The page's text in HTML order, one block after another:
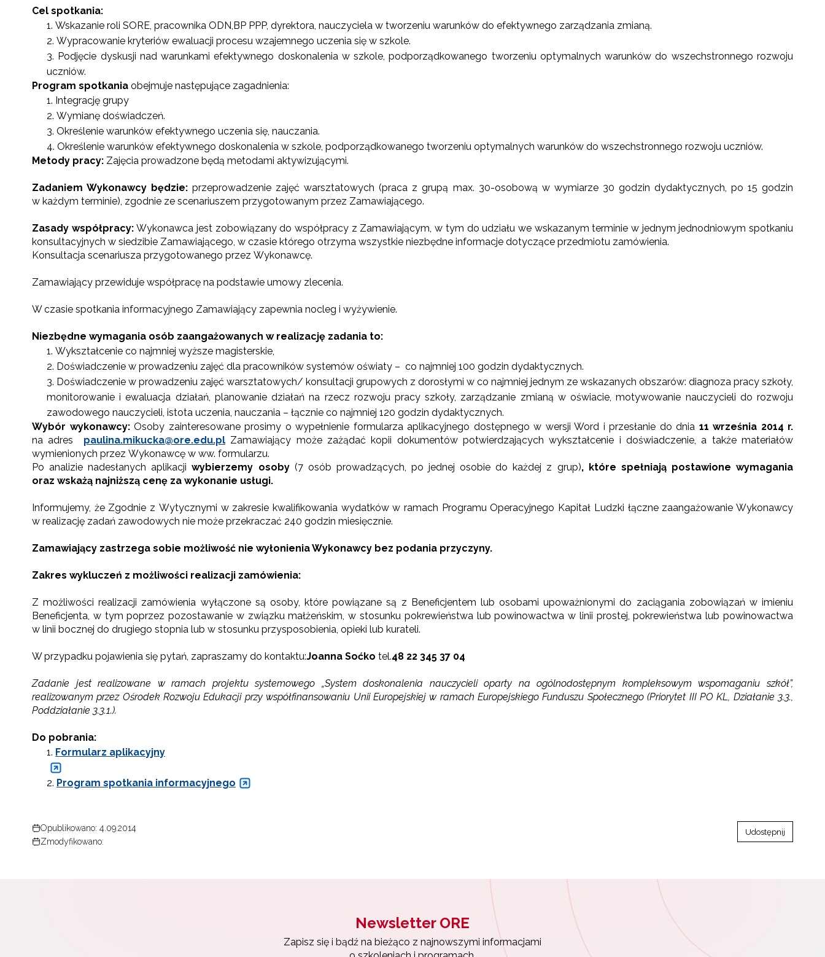
Cel spotkania:
Wskazanie roli SORE, pracownika ODN,BP PPP, dyrektora, nauczyciela w tworzeniu warunków do efektywnego zarządzania zmianą.
Wypracowanie kryteriów ewaluacji procesu wzajemnego uczenia się w szkole.
Podjęcie dyskusji nad warunkami efektywnego doskonalenia w szkole, podporządkowanego tworzeniu optymalnych warunków do wszechstronnego rozwoju
uczniów.
Program spotkania obejmuje następujące zagadnienia:
Integrację grupy
Wymianę doświadczeń.
Określenie warunków efektywnego uczenia się, nauczania.
Określenie warunków efektywnego doskonalenia w szkole, podporządkowanego tworzeniu optymalnych warunków do wszechstronnego rozwoju uczniów.
Metody pracy: Zajęcia prowadzone będą metodami aktywizującymi.
Zadaniem Wykonawcy będzie:przeprowadzenie zajęć warsztatowych (praca z grupą max. 30-osobową w wymiarze 30 godzin dydaktycznych, po 15 godzin
w każdym terminie), zgodnie ze scenariuszem przygotowanym przez Zamawiającego.
Zasady współpracy:Wykonawca jest zobowiązany do współpracy z Zamawiającym, w tym do udziału we wskazanym terminie w jednym jednodniowym spotkaniu
konsultacyjnych w siedzibie Zamawiającego, w czasie którego otrzyma wszystkie niezbędne informacje dotyczące przedmiotu zamówienia.
Konsultacja scenariusza przygotowanego przez Wykonawcę.
Zamawiający przewiduje współpracę na podstawie umowy zlecenia.
W czasie spotkania informacyjnego Zamawiający zapewnia nocleg i wyżywienie.
Niezbędne wymagania osób zaangażowanych w realizację zadania to:
Wykształcenie co najmniej wyższe magisterskie,
Doświadczenie w prowadzeniu zajęć dla pracowników systemów oświaty – co najmniej 100 godzin dydaktycznych.
Doświadczenie w prowadzeniu zajęć warsztatowych/ konsultacji grupowych z dorosłymi w co najmniej jednym ze wskazanych obszarów: diagnoza pracy szkoły,
monitorowanie i ewaluacja działań, planowanie działań na rzecz rozwoju pracy szkoły, zarządzanie zmianą w oświacie, motywowanie nauczycieli do rozwoju
zawodowego nauczycieli, istota uczenia, nauczania – łącznie co najmniej 120 godzin dydaktycznych.
Wybór wykonawcy: Osoby zainteresowane prosimy o wypełnienie formularza aplikacyjnego dostępnego w wersji Word i przesłanie do dnia 11 września 2014 r.
na adres paulina.mikucka@ore.edu.pl Zamawiający może zażądać kopii dokumentów potwierdzających wykształcenie i doświadczenie, a także materiałów
wymienionych przez Wykonawcę w ww. formularzu.
Po analizie nadesłanych aplikacjiwybierzemy osoby (7 osób prowadzących, po jednej osobie do każdej z grup), które spełniają postawione wymagania
oraz wskażą najniższą cenę za wykonanie usługi.
Informujemy, że Zgodnie z Wytycznymi w zakresie kwalifikowania wydatków w ramach Programu Operacyjnego Kapitał Ludzki łączne zaangażowanie Wykonawcy
w realizację zadań zawodowych nie może przekraczać 240 godzin miesięcznie.
Zamawiający zastrzega sobie możliwość nie wyłonienia Wykonawcy bez podania przyczyny.
Zakres wykluczeń z możliwości realizacji zamówienia:
Z możliwości realizacji zamówienia wyłączone są osoby, które powiązane są z Beneficjentem lub osobami upoważnionymi do zaciągania zobowiązań w imieniu
Beneficjenta, w tym poprzez pozostawanie w związku małżeńskim, w stosunku pokrewieństwa lub powinowactwa w linii prostej, pokrewieństwa lub powinowactwa
w linii bocznej do drugiego stopnia lub w stosunku przysposobienia, opieki lub kurateli.
W przypadku pojawienia się pytań, zapraszamy do kontaktu:Joanna Soćko tel.48 22 345 37 04
Zadanie jest realizowane w ramach projektu systemowego „System doskonalenia nauczycieli oparty na ogólnodostępnym kompleksowym wspomaganiu szkół”,
realizowanym przez Ośrodek Rozwoju Edukacji przy współfinansowaniu Unii Europejskiej w ramach Europejskiego Funduszu Społecznego (Priorytet III PO KL, Działanie 3.3.,
Poddziałanie 3.3.1.).
Do pobrania:
Formularz aplikacyjny
Program spotkania informacyjnego
Opublikowano: 4.09.2014
Zmodyfikowano:
Udostępnij
Newsletter ORE
Zapisz się i bądź na bieżąco z najnowszymi informacjami
Newsletter ORE
Zapisz się i bądź na bieżąco z najnowszymi informacjami
Adres e-mail:
Wyrażam zgodę na przetwarzanie moich danych osobowych przez ORE w
celach marketingowych.